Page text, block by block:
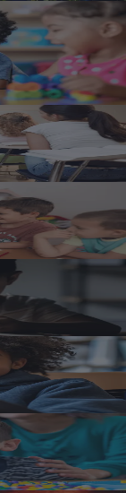
do
Educação
Inclusiva
Inclusiva